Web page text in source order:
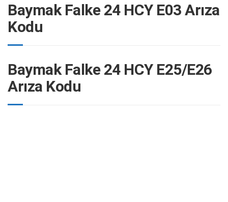
Baymak Falke 24 HCY E03 Arıza
Kodu
Baymak Falke 24 HCY E25/E26
Arıza Kodu